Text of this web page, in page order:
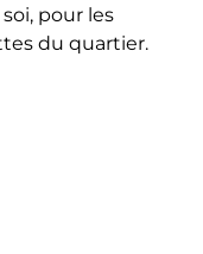
pour les
du quartier.